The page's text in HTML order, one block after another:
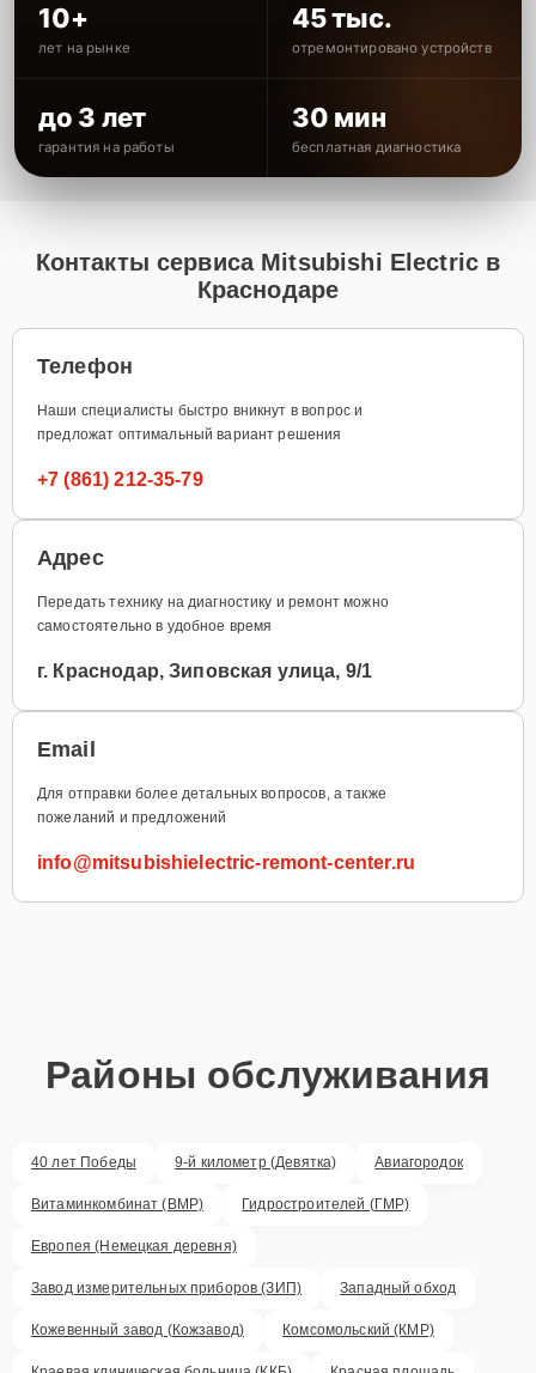
10+
лет на рынке
45 тыс.
отремонтировано устройств
до 3 лет
гарантия на работы
30 мин
бесплатная диагностика
Контакты сервиса Mitsubishi Electric в
Краснодаре
Телефон
Наши специалисты быстро вникнут в вопрос и
предложат оптимальный вариант решения
+7 (861) 212-35-79
Адрес
Передать технику на диагностику и ремонт можно
самостоятельно в удобное время
г. Краснодар, Зиповская улица, 9/1
Email
Для отправки более детальных вопросов, а также
пожеланий и предложений
info@mitsubishielectric-remont-center.ru
Районы обслуживания
40 лет Победы 9-й километр (Девятка) Авиагородок
Витаминкомбинат (ВМР) Гидростроителей (ГМР)
Европея (Немецкая деревня)
Завод измерительных приборов (ЗИП) Западный обход
Кожевенный завод (Кожзавод) Комсомольский (КМР)